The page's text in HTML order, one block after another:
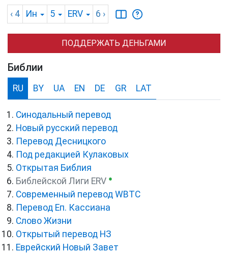
‹ 4 Ин 5 ERV 6 ›
ПОДДЕРЖАТЬ ДЕНЬГАМИ
Библии
RU BY UA EN DE GR LAT
Синодальный перевод
Новый русский перевод
Перевод Десницкого
Под редакцией Кулаковых
Открытая Библия
Библейской Лиги ERV ●
Cовременный перевод WBTC
Перевод Еп. Кассиана
Слово Жизни
Открытый перевод НЗ
Еврейский Новый Завет